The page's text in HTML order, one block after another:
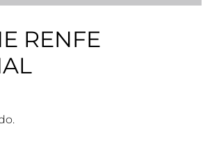
RENFE